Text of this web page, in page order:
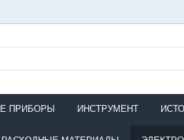
ПРИБОРЫ ИНСТРУМЕНТ